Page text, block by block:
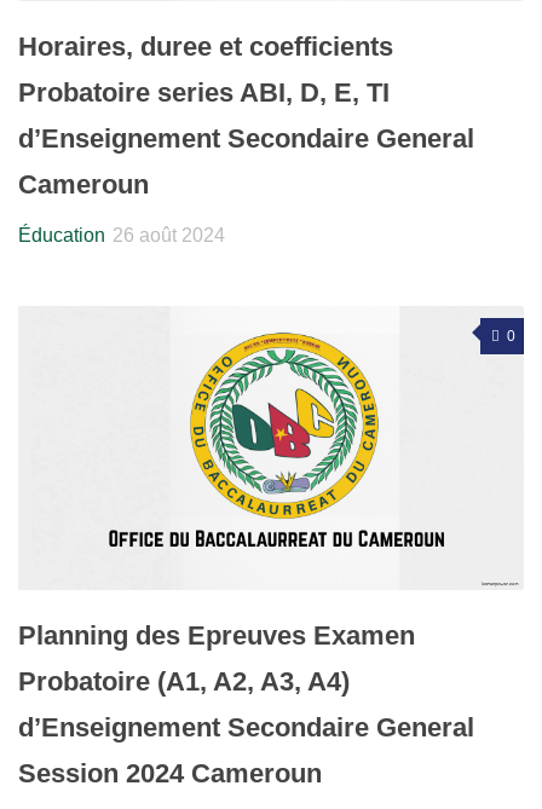
Horaires, duree et coefficients
Probatoire series ABI, D, E, TI
d’Enseignement Secondaire General
Cameroun
Éducation 26 août 2024
0
Planning des Epreuves Examen
Probatoire (A1, A2, A3, A4)
d’Enseignement Secondaire General
Session 2024 Cameroun